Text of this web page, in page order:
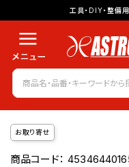
工具・DIY・整備
お取り寄せ
商品コード：